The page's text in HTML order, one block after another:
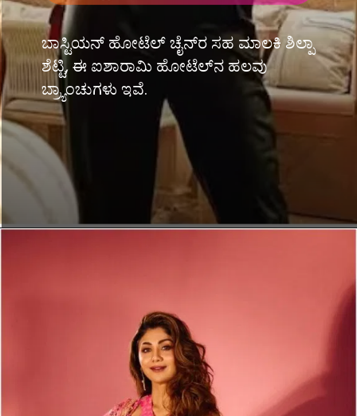
ಬಾಸ್ಟಿಯನ್ ಹೋಟೆಲ್​ ಚೈನ್​​ರ ಸಹ ಮಾಲಕಿ ಶಿಲ್ಪಾ
ಶೆಟ್ಟಿ, ಈ ಐಶಾರಾಮಿ ಹೋಟೆಲ್​​ನ ಹಲವು
ಬ್ರ್ಯಾಂಚುಗಳು ಇವೆ.